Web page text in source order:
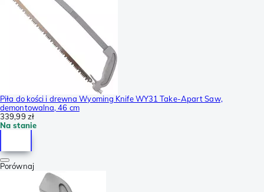
Piła do kości i drewna Wyoming Knife WY31 Take-Apart Saw,
demontowalna, 46 cm
339,99 zł
Na stanie
Porównaj